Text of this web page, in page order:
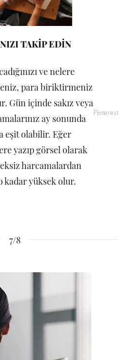
TAKİP EDİN
ve nelere
para biriktirmeniz
Gün içinde sakız veya
ay sonunda
eşit olabilir. Eğer
yazıp görsel olarak
harcamalardan
kadar yüksek olur.
Pinterest
7/8